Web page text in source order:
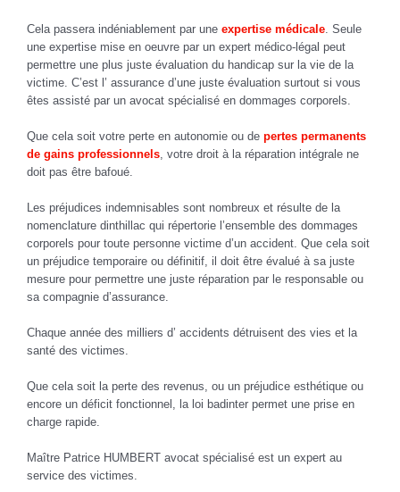
Cela passera indéniablement par une expertise médicale . Seule
une expertise mise en oeuvre par un expert médico-légal peut
permettre une plus juste évaluation du handicap sur la vie de la
victime. C’est l’ assurance d’une juste évaluation surtout si vous
êtes assisté par un avocat spécialisé en dommages corporels.
Que cela soit votre perte en autonomie ou de pertes permanents
de gains professionnels , votre droit à la réparation intégrale ne
doit pas être bafoué.
Les préjudices indemnisables sont nombreux et résulte de la
nomenclature dinthillac qui répertorie l’ensemble des dommages
corporels pour toute personne victime d’un accident. Que cela soit
un préjudice temporaire ou définitif, il doit être évalué à sa juste
mesure pour permettre une juste réparation par le responsable ou
sa compagnie d’assurance.
Chaque année des milliers d’ accidents détruisent des vies et la
santé des victimes.
Que cela soit la perte des revenus, ou un préjudice esthétique ou
encore un déficit fonctionnel, la loi badinter permet une prise en
charge rapide.
Maître Patrice HUMBERT avocat spécialisé est un expert au
service des victimes.